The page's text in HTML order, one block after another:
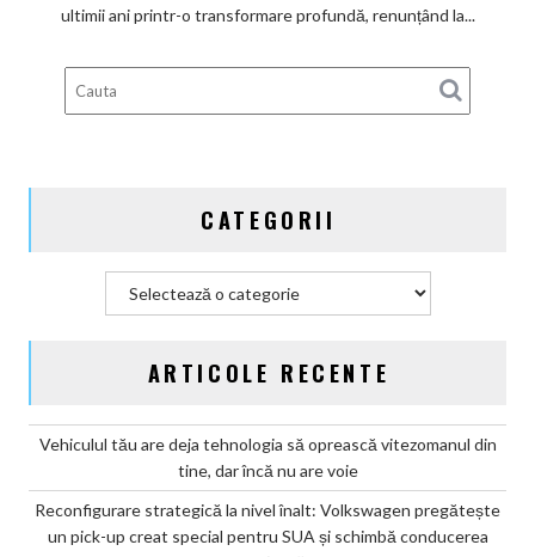
lupă:
bătaie
japonez
ultimii ani printr-o transformare profundă, renunțând la...
CATEGORII
ARTICOLE RECENTE
Vehiculul tău are deja tehnologia să oprească vitezomanul din
tine, dar încă nu are voie
Reconfigurare strategică la nivel înalt: Volkswagen pregătește
un pick-up creat special pentru SUA și schimbă conducerea